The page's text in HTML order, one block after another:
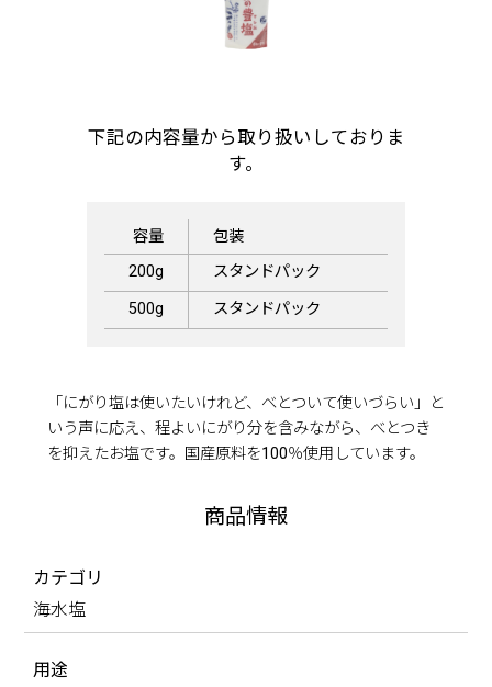
下記の内容量から取り扱いしておりま
す。
容量
包装
200g
スタンドパック
500g
スタンドパック
「にがり塩は使いたいけれど、べとついて使いづらい」と
いう声に応え、程よいにがり分を含みながら、べとつき
を抑えたお塩です。国産原料を100％使用しています。
商品情報
カテゴリ
海水塩
用途